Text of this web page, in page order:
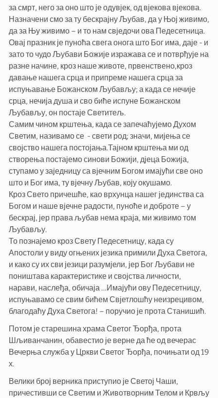
за смрт, него за оно што је одувјек, од вјекова вјекова.
Назначени смо за ту бескрајну Љубав, да у Њој живимо,
да за Њу живимо – и то нам свједочи ова Педесетница.
Овај празник је пуноћа свега онога што Бог има, даје - и
зато то чудо Љубави Божије изражава се и потврђује на
разне начине, кроз наше животе, првенствено,кроз
давање нашега срца и припреме нашега срца за
испуњавање Божанском Љубављу; а када се нечије
срца, нечија душа и сво биће испуне Божанском
Љубављу, он постаје Светитељ.
Самим чином крштења, када се запечаћујемо Духом
Светим, називамо се - свети род; значи, мијења се
својство нашега постојања.Тајном крштења ми од
створења постајемо синови Божији, дјеца Божија,
ступамо у заједницу са вјечним Богом имајући све оно
што и Бог има, ту вјечну Љубав, коју окушамо.
Кроз Свето причешће, као врхунца нашег јединства са
Богом и наше вјечне радости, пуноће и доброте – у
бескрај, јер права љубав нема краја, ми живимо том
Љубављу.
То познајемо кроз Свету Педесетницу, када су
Апостоли у виду огњених језика примили Духа Светога,
и како су их сви језици разумјели, јер Бог Љубави не
поништава карактеристике и својства личности,
нарави, наслеђа, обичаја …Имајући ову Педесетницу,
испуњавамо се свим бићем Свјетлошћу неизрецивом,
благодаћу Духа Светога! – поручио је прота Станишић.
Потом је старешина храма Светог Ђорђа, прота
Шљиванчанин, обавестио је верне да ће од вечерас
Вечерња служба у Цркви Светог Ђорђа, почињати од 19
х.
Велики број верника приступио је Светој Чаши,
причестивши се Светим и Животворним Телом и Крвљу